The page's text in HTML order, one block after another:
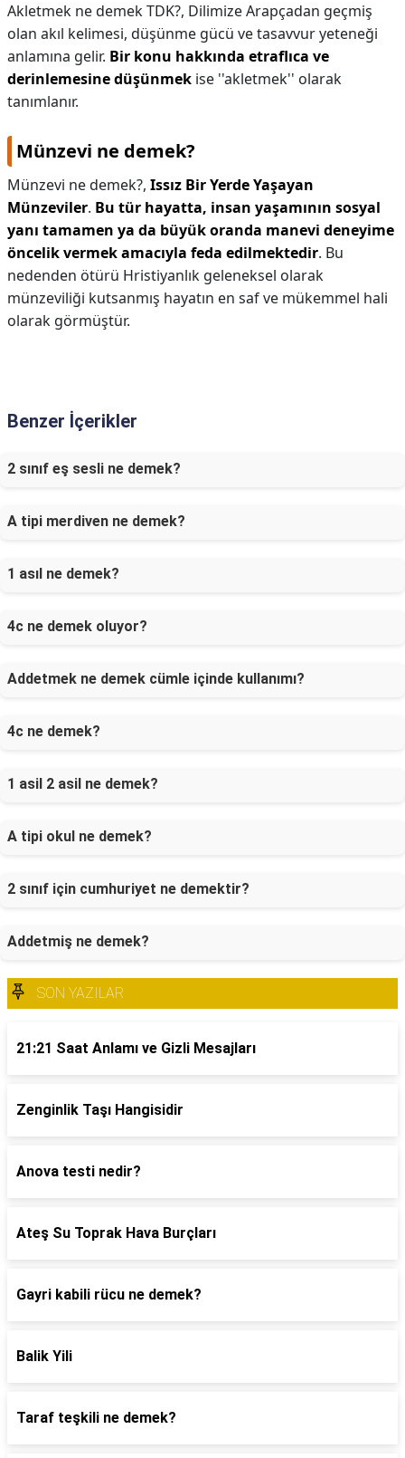
Akletmek ne demek TDK?, Dilimize Arapçadan geçmiş
olan akıl kelimesi, düşünme gücü ve tasavvur yeteneği
anlamına gelir. Bir konu hakkında etraflıca ve
derinlemesine düşünmek ise ''akletmek'' olarak
tanımlanır.
Münzevi ne demek?
Münzevi ne demek?, Issız Bir Yerde Yaşayan
Münzeviler. Bu tür hayatta, insan yaşamının sosyal
yanı tamamen ya da büyük oranda manevi deneyime
öncelik vermek amacıyla feda edilmektedir. Bu
nedenden ötürü Hristiyanlık geleneksel olarak
münzeviliği kutsanmış hayatın en saf ve mükemmel hali
olarak görmüştür.
Benzer İçerikler
2 sınıf eş sesli ne demek?
A tipi merdiven ne demek?
1 asıl ne demek?
4c ne demek oluyor?
Addetmek ne demek cümle içinde kullanımı?
4c ne demek?
1 asil 2 asil ne demek?
A tipi okul ne demek?
2 sınıf için cumhuriyet ne demektir?
Addetmiş ne demek?
SON YAZILAR
21:21 Saat Anlamı ve Gizli Mesajları
Zenginlik Taşı Hangisidir
Anova testi nedir?
Ateş Su Toprak Hava Burçları
Gayri kabili rücu ne demek?
Balik Yili
Taraf teşkili ne demek?